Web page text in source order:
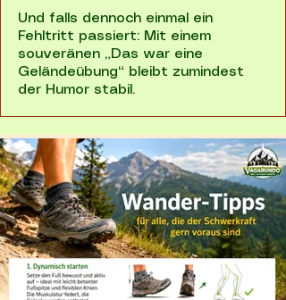
Und falls dennoch einmal ein
Fehltritt passiert: Mit einem
souveränen „Das war eine
Geländeübung“ bleibt zumindest
der Humor stabil.